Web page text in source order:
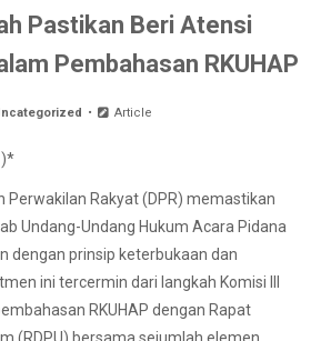
Pastikan Beri Atensi
Pembahasan RKUHAP
Article
)*
Perwakilan Rakyat (DPR) memastikan
Undang-Undang Hukum Acara Pidana
dengan prinsip keterbukaan dan
ini tercermin dari langkah Komisi III
RKUHAP dengan Rapat